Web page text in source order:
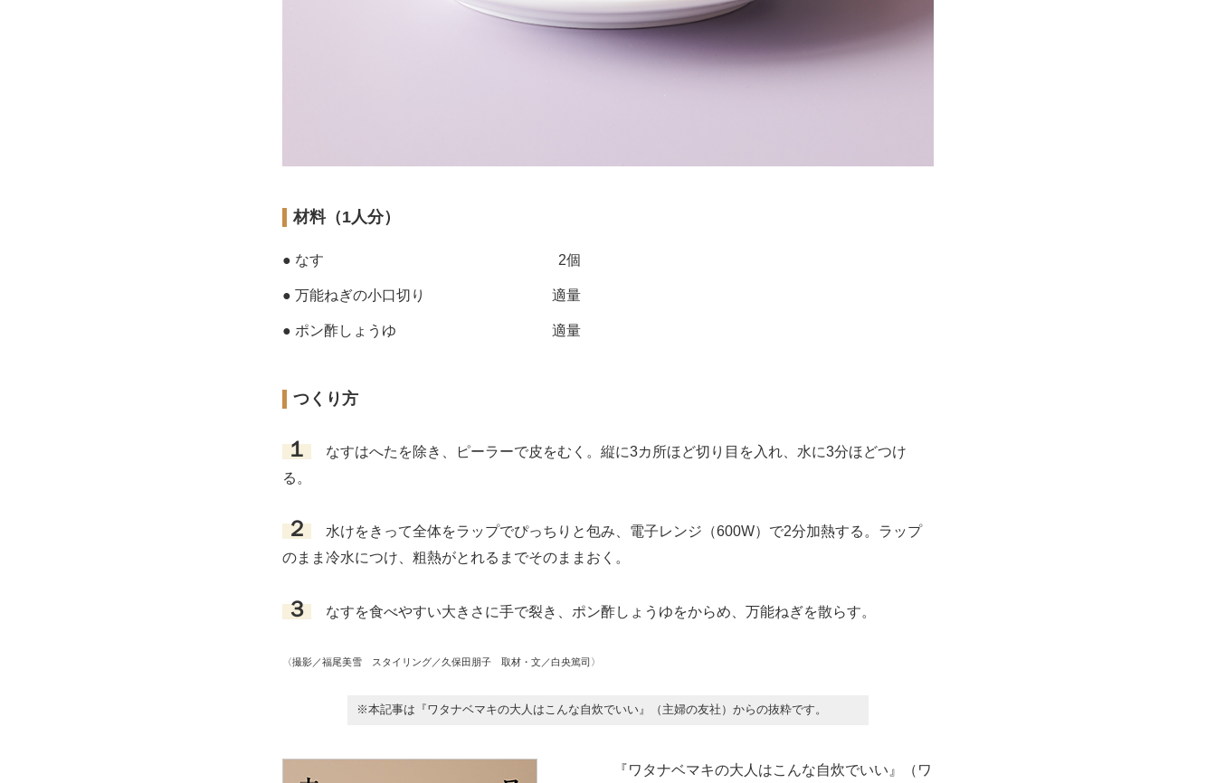
材料（1人分）
● なす 2個
● 万能ねぎの小口切り 適量
● ポン酢しょうゆ 適量
つくり方
１
なすはへたを除き、ピーラーで皮をむく。縦に3カ所ほど切り目を入れ、水に3分ほどつけ
る。
２
水けをきって全体をラップでぴっちりと包み、電子レンジ（600W）で2分加熱する。ラップ
のまま冷水につけ、粗熱がとれるまでそのままおく。
３ なすを食べやすい大きさに手で裂き、ポン酢しょうゆをからめ、万能ねぎを散らす。
〈撮影／福尾美雪 スタイリング／久保田朋子 取材・文／白央篤司〉
※本記事は『ワタナベマキの大人はこんな自炊でいい』（主婦の友社）からの抜粋です。
『ワタナベマキの大人はこんな自炊でいい』（ワ